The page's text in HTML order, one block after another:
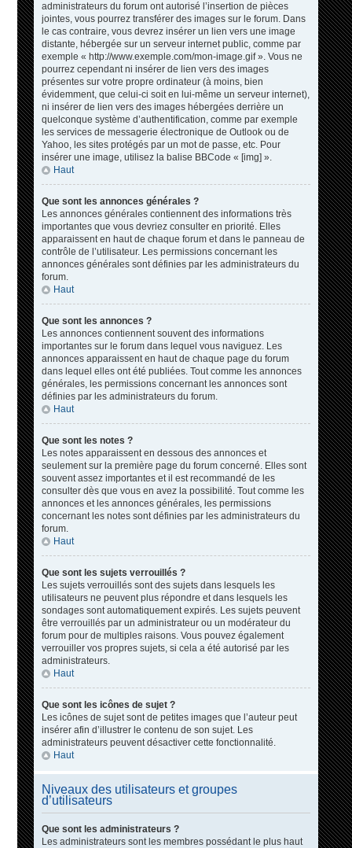
administrateurs du forum ont autorisé l’insertion de pièces
jointes, vous pourrez transférer des images sur le forum. Dans
le cas contraire, vous devrez insérer un lien vers une image
distante, hébergée sur un serveur internet public, comme par
exemple « http://www.exemple.com/mon-image.gif ». Vous ne
pourrez cependant ni insérer de lien vers des images
présentes sur votre propre ordinateur (à moins, bien
évidemment, que celui-ci soit en lui-même un serveur internet),
ni insérer de lien vers des images hébergées derrière un
quelconque système d’authentification, comme par exemple
les services de messagerie électronique de Outlook ou de
Yahoo, les sites protégés par un mot de passe, etc. Pour
insérer une image, utilisez la balise BBCode « [img] ».
Haut
Que sont les annonces générales ?
Les annonces générales contiennent des informations très
importantes que vous devriez consulter en priorité. Elles
apparaissent en haut de chaque forum et dans le panneau de
contrôle de l’utilisateur. Les permissions concernant les
annonces générales sont définies par les administrateurs du
forum.
Haut
Que sont les annonces ?
Les annonces contiennent souvent des informations
importantes sur le forum dans lequel vous naviguez. Les
annonces apparaissent en haut de chaque page du forum
dans lequel elles ont été publiées. Tout comme les annonces
générales, les permissions concernant les annonces sont
définies par les administrateurs du forum.
Haut
Que sont les notes ?
Les notes apparaissent en dessous des annonces et
seulement sur la première page du forum concerné. Elles sont
souvent assez importantes et il est recommandé de les
consulter dès que vous en avez la possibilité. Tout comme les
annonces et les annonces générales, les permissions
concernant les notes sont définies par les administrateurs du
forum.
Haut
Que sont les sujets verrouillés ?
Les sujets verrouillés sont des sujets dans lesquels les
utilisateurs ne peuvent plus répondre et dans lesquels les
sondages sont automatiquement expirés. Les sujets peuvent
être verrouillés par un administrateur ou un modérateur du
forum pour de multiples raisons. Vous pouvez également
verrouiller vos propres sujets, si cela a été autorisé par les
administrateurs.
Haut
Que sont les icônes de sujet ?
Les icônes de sujet sont de petites images que l’auteur peut
insérer afin d’illustrer le contenu de son sujet. Les
administrateurs peuvent désactiver cette fonctionnalité.
Haut
Niveaux des utilisateurs et groupes
d’utilisateurs
Que sont les administrateurs ?
Les administrateurs sont les membres possédant le plus haut